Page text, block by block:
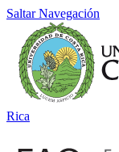
Saltar Navegación
Rica